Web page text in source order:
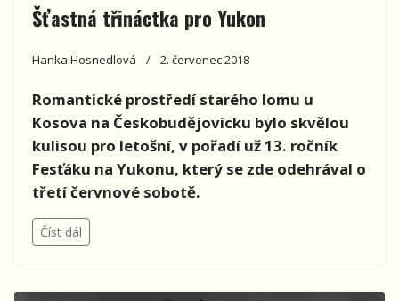
Šťastná třináctka pro Yukon
Hanka Hosnedlová 2. červenec 2018
Romantické prostředí starého lomu u
Kosova na Českobudějovicku bylo skvělou
kulisou pro letošní, v pořadí už 13. ročník
Fesťáku na Yukonu, který se zde odehrával o
třetí červnové sobotě.
Číst dál